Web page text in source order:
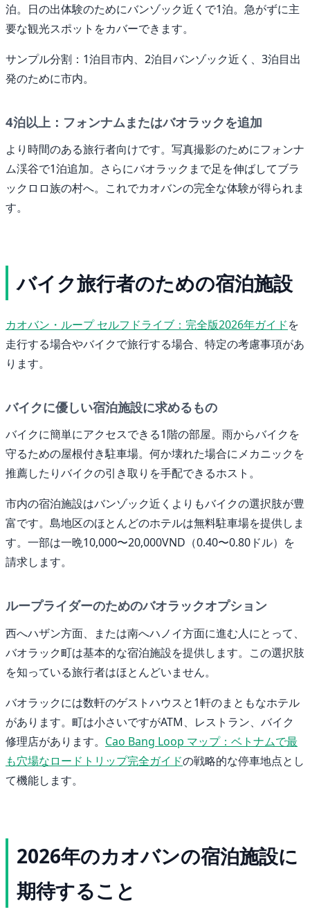
泊。日の出体験のためにバンゾック近くで1泊。急がずに主
要な観光スポットをカバーできます。
サンプル分割：1泊目市内、2泊目バンゾック近く、3泊目出
発のために市内。
4泊以上：フォンナムまたはバオラックを追加
より時間のある旅行者向けです。写真撮影のためにフォンナ
ム渓谷で1泊追加。さらにバオラックまで足を伸ばしてブラ
ックロロ族の村へ。これでカオバンの完全な体験が得られま
す。
バイク旅行者のための宿泊施設
カオバン・ループ セルフドライブ：完全版2026年ガイドを
走行する場合やバイクで旅行する場合、特定の考慮事項があ
ります。
バイクに優しい宿泊施設に求めるもの
バイクに簡単にアクセスできる1階の部屋。雨からバイクを
守るための屋根付き駐車場。何か壊れた場合にメカニックを
推薦したりバイクの引き取りを手配できるホスト。
市内の宿泊施設はバンゾック近くよりもバイクの選択肢が豊
富です。島地区のほとんどのホテルは無料駐車場を提供しま
す。一部は一晩10,000〜20,000VND（0.40〜0.80ドル）を
請求します。
ループライダーのためのバオラックオプション
西へハザン方面、または南へハノイ方面に進む人にとって、
バオラック町は基本的な宿泊施設を提供します。この選択肢
を知っている旅行者はほとんどいません。
バオラックには数軒のゲストハウスと1軒のまともなホテル
があります。町は小さいですがATM、レストラン、バイク
修理店があります。 Cao Bang Loop マップ：ベトナムで最
も穴場なロードトリップ完全ガイドの戦略的な停車地点とし
て機能します。
2026年のカオバンの宿泊施設に
期待すること